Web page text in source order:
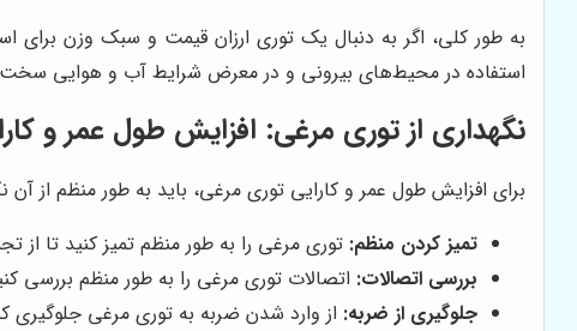
به طور کلی، اگر به دنبال یک توری ارزان قیمت و سبک وزن برای
استفاده در محیط‌های بیرونی و در معرض شرایط آب و هوایی سخت
نگهداری از توری مرغی: افزایش طول عمر و
برای افزایش طول عمر و کارایی توری مرغی، باید به طور منظم از آن
تمیز کردن منظم: توری مرغی را به طور منظم تمیز کنید تا از
بررسی اتصالات: اتصالات توری مرغی را به طور منظم بررسی
جلوگیری از ضربه: از وارد شدن ضربه به توری مرغی جلوگیری